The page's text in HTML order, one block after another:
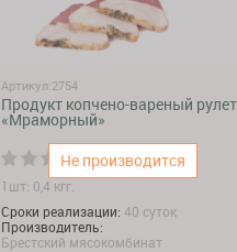
Не производится
Артикул:2754
Продукт копчено-вареный рулет
«Мраморный»
(0)
1шт: 0,4 кгг.
Сроки реализации: 40 суток
Производитель:
Брестский мясокомбинат